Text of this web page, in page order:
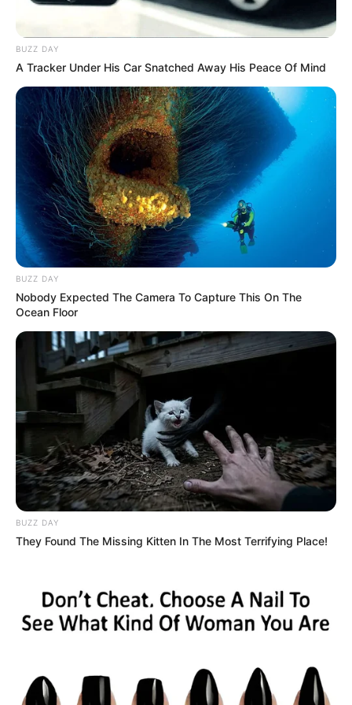
competenciay elacceso equitativo a la prestación del
Como parte de este proceso, se desarrollaron
técnicas interinstitucionales, espacios de diálogo y
requerimientos dirigidos a las entidades responsables de
la administración y control de la terminal aérea.
Estas acciones estuvieron orientadas a verificar el
cumplimiento de la normativa expedida por la
Superintendencia de Transporte, la cual prohíbe cobros
considerados irregulares y prácticas que puedan restringir
la libre operación de los vehículos de servicio público.
Se estrenó nuevo vuelo
Bucaramanga - Bogotá: +5.200
BUZZ DAY
A Tracker Under His Car Snatched Away His Peace Of Mind
BUZZ DAY
Nobody Expected The Camera To Capture This On The
Ocean Floor
BUZZ DAY
They Found The Missing Kitten In The Most Terrifying Place!